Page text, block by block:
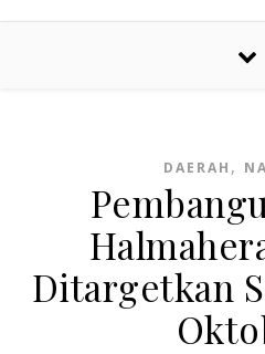
DAERAH ,
Ditargetkan